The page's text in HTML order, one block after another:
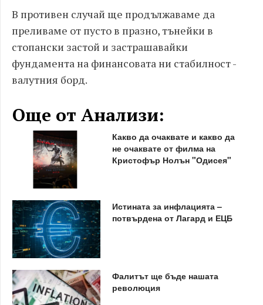
В противен случай ще продължаваме да
преливаме от пусто в празно, тънейки в
стопански застой и застрашавайки
фундамента на финансовата ни стабилност -
валутния борд.
Още от Анализи:
Какво да очаквате и какво да
не очаквате от филма на
Кристофър Нолън "Одисея"
Истината за инфлацията –
потвърдена от Лагард и ЕЦБ
Фалитът ще бъде нашата
революция